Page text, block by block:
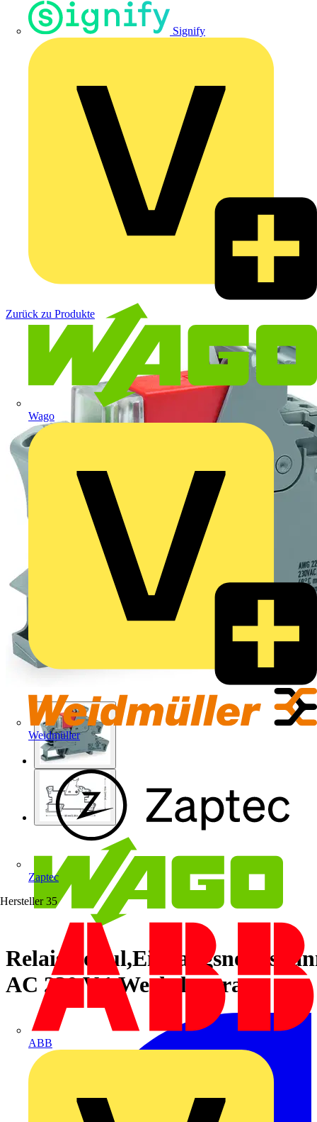
Signify
Wago
Weidmüller
Zaptec
Hersteller 35
ABB
Zurück zu Produkte
AC 230 V,1 Wechsler,grau